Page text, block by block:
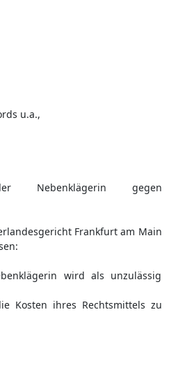
u.a.,
Nebenklägerin gegen
Frankfurt am Main
wird als unzulässig
Kosten ihres Rechtsmittels zu